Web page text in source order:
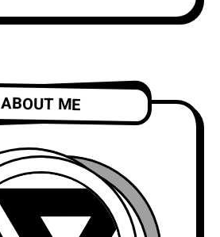
ABOUT ME